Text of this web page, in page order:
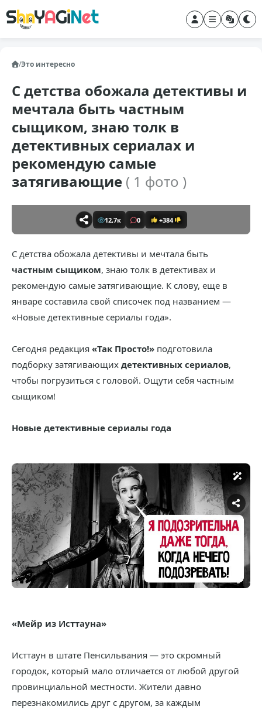
/Это интересно
С детства обожала детективы и
мечтала быть частным
сыщиком, знаю толк в
детективных сериалах и
рекомендую самые
затягивающие ( 1 фото )
12,7к 0 +384
С детства обожала детективы и мечтала быть
частным сыщиком, знаю толк в детективах и
рекомендую самые затягивающие. К слову, еще в
январе составила свой списочек под названием —
«Новые детективные сериалы года».
Сегодня редакция «Так Просто!» подготовила
подборку затягивающих детективных сериалов,
чтобы погрузиться с головой. Ощути себя частным
сыщиком!
Новые детективные сериалы года
«Мейр из Исттауна»
Исттаун в штате Пенсильвания — это скромный
городок, который мало отличается от любой другой
провинциальной местности. Жители давно
перезнакомились друг с другом, за каждым